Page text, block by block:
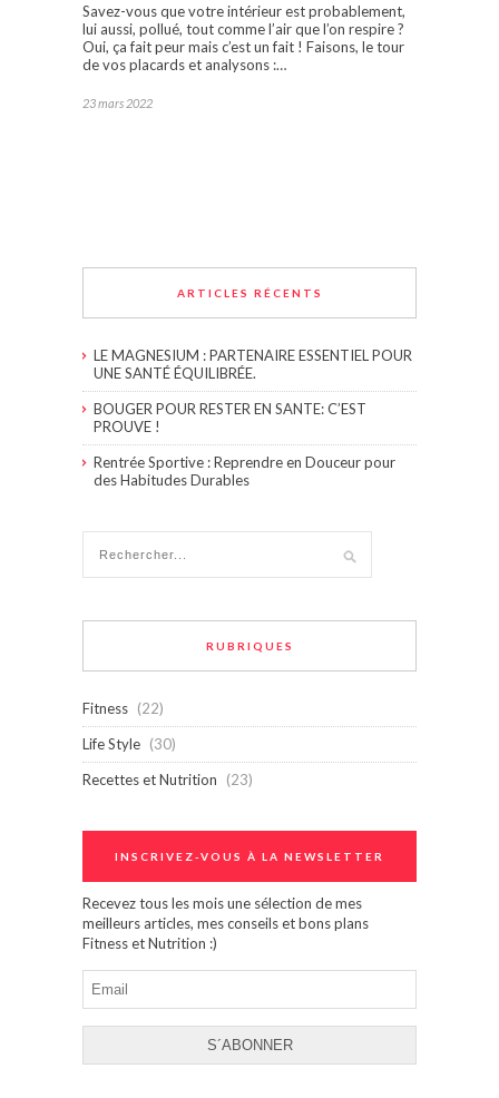
Savez-vous que votre intérieur est probablement,
lui aussi, pollué, tout comme l’air que l’on respire ?
Oui, ça fait peur mais c’est un fait ! Faisons, le tour
de vos placards et analysons :…
23 mars 2022
ARTICLES RÉCENTS
LE MAGNESIUM : PARTENAIRE ESSENTIEL POUR
UNE SANTÉ ÉQUILIBRÉE.
BOUGER POUR RESTER EN SANTE: C’EST
PROUVE !
Rentrée Sportive : Reprendre en Douceur pour
des Habitudes Durables
RUBRIQUES
Fitness (22)
Life Style (30)
Recettes et Nutrition
(23)
INSCRIVEZ-VOUS À LA NEWSLETTER
Recevez tous les mois une sélection de mes
meilleurs articles, mes conseils et bons plans
Fitness et Nutrition :)